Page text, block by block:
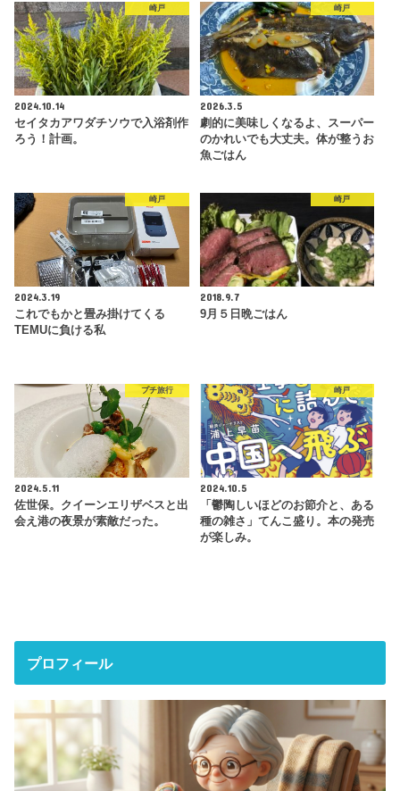
崎戸
2024.10.14
セイタカアワダチソウで入浴剤作
ろう！計画。
崎戸
2026.3.5
劇的に美味しくなるよ、スーパー
のかれいでも大丈夫。体が整うお
魚ごはん
崎戸
2024.3.19
これでもかと畳み掛けてくる
TEMUに負ける私
崎戸
2018.9.7
9月５日晩ごはん
プチ旅行
2024.5.11
佐世保。クイーンエリザベスと出
会え港の夜景が素敵だった。
崎戸
2024.10.5
「鬱陶しいほどのお節介と、ある
種の雑さ」てんこ盛り。本の発売
が楽しみ。
プロフィール